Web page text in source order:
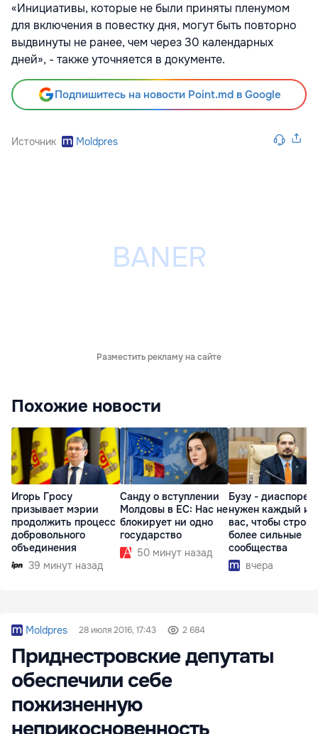
«Инициативы, которые не были приняты пленумом
для включения в повестку дня, могут быть повторно
выдвинуты не ранее, чем через 30 календарных
дней», - также уточняется в документе.
Подпишитесь на новости Point.md в Google
Источник Moldpres
Разместить рекламу на сайте
Похожие новости
Игорь Гросу
призывает мэрии
продолжить процесс
добровольного
объединения
39 минут назад
Санду о вступлении
Молдовы в ЕС: Нас не
блокирует ни одно
государство
50 минут назад
Бузу - диаспоре:
нужен каждый из
вас, чтобы
более сильные
сообщества
вчера
Moldpres 28 июля 2016, 17:43 2 684
Приднестровские депутаты
обеспечили себе
пожизненную